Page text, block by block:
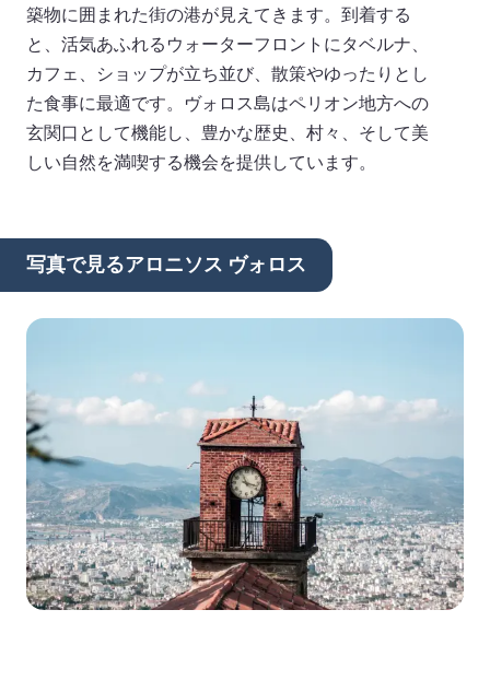
築物に囲まれた街の港が見えてきます。到着する
と、活気あふれるウォーターフロントにタベルナ、
カフェ、ショップが立ち並び、散策やゆったりとし
た食事に最適です。ヴォロス島はペリオン地方への
玄関口として機能し、豊かな歴史、村々、そして美
しい自然を満喫する機会を提供しています。
写真で見るアロニソス ヴォロス